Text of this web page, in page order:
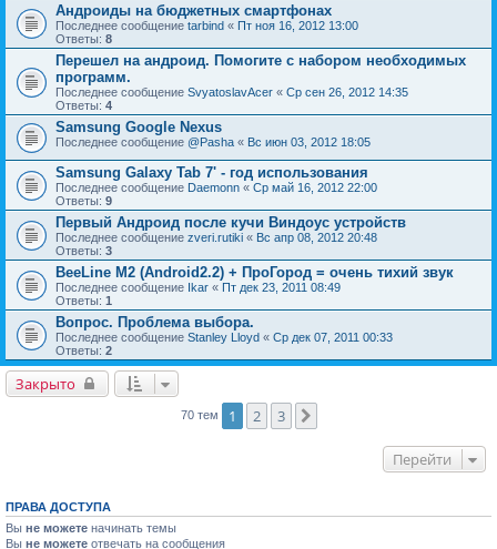
Андроиды на бюджетных смартфонах
Последнее сообщение tarbind « Пт ноя 16, 2012 13:00
Ответы: 8
Перешел на андроид. Помогите с набором необходимых
программ.
Последнее сообщение SvyatoslavAcer « Ср сен 26, 2012 14:35
Ответы: 4
Samsung Google Nexus
Последнее сообщение @Pasha « Вс июн 03, 2012 18:05
Samsung Galaxy Tab 7' - год использования
Последнее сообщение Daemonn « Ср май 16, 2012 22:00
Ответы: 9
Первый Андроид после кучи Виндоус устройств
Последнее сообщение zveri.rutiki « Вс апр 08, 2012 20:48
Ответы: 3
BeeLine M2 (Android2.2) + ПроГород = очень тихий звук
Последнее сообщение Ikar « Пт дек 23, 2011 08:49
Ответы: 1
Вопрос. Проблема выбора.
Последнее сообщение Stanley Lloyd « Ср дек 07, 2011 00:33
Ответы: 2
Закрыто
70 тем 1 2 3
Перейти
ПРАВА ДОСТУПА
Вы не можете начинать темы
Вы не можете отвечать на сообщения